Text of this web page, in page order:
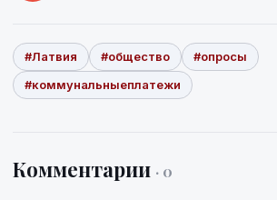
#Латвия #общество
#опросы
#коммунальныеплатежи
Комментарии · 0